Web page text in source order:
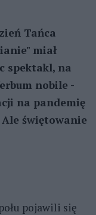
Tańca
miał
spektakl, na
nobile -
na pandemię
świętowanie
pojawili się